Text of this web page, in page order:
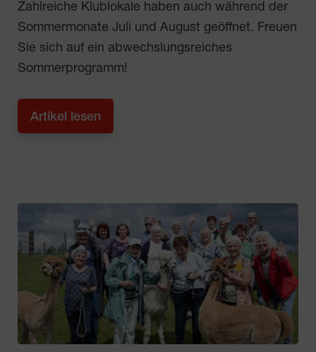
Zahlreiche Klublokale haben auch während der
Sommermonate Juli und August geöffnet. Freuen
Sie sich auf ein abwechslungsreiches
Sommerprogramm!
Artikel lesen